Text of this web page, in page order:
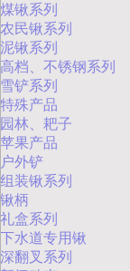
煤锹系列
农民锹系列
泥锹系列
高档、不锈钢系列
雪铲系列
特殊产品
园林、耙子
苹果产品
户外铲
组装锹系列
锹柄
礼盒系列
下水道专用锹
深翻叉系列